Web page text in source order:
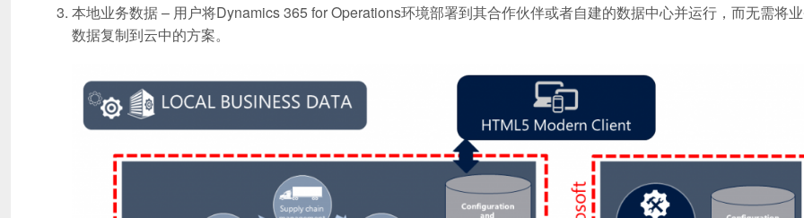
本地业务数据 – 用户将Dynamics 365 for Operations环境部署到其合作伙伴或者自建的数据中心并运行，而无需将
数据复制到云中的方案。